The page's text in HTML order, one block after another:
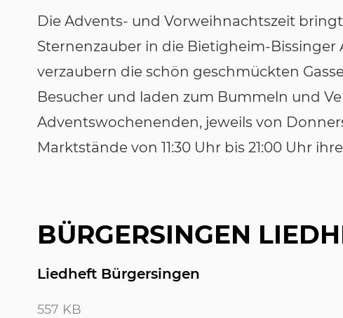
Die Advents- und Vorweihnachtszeit
Sternenzauber in die Bietigheim-
verzaubern die schön geschmückten
Besucher und laden zum Bummeln und
Adventswochenenden, jeweils von
Marktstände von 11:30 Uhr bis 21:00 Uhr
BÜRGERSINGEN
Liedheft Bürgersingen
557 KB